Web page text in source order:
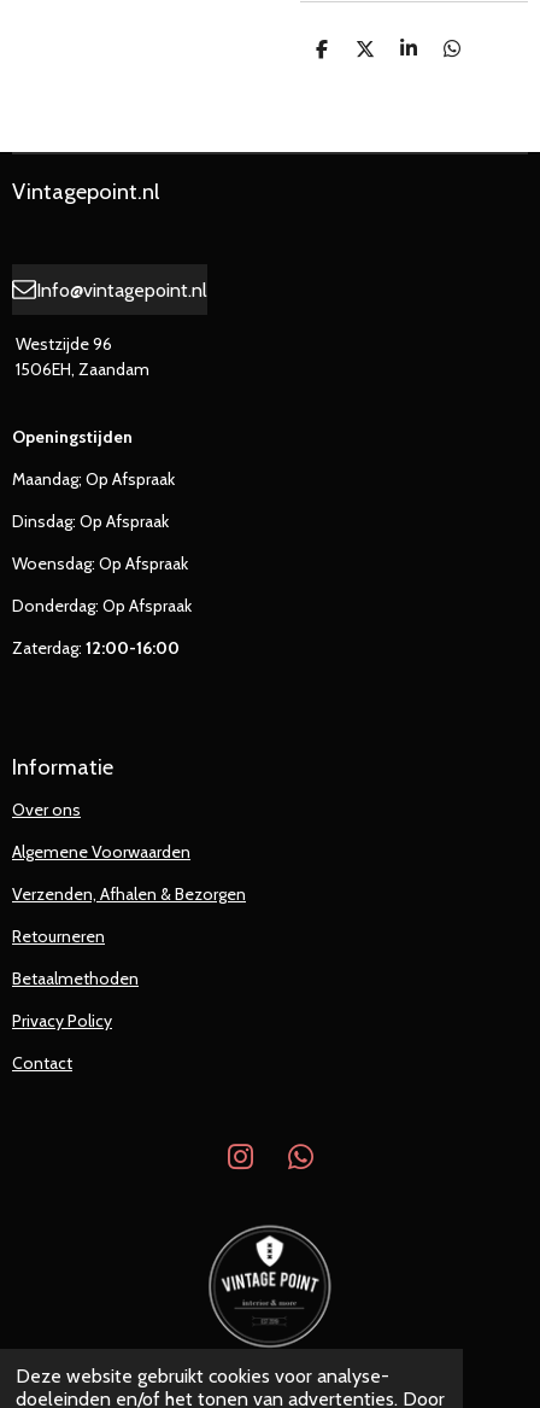
Deze website gebruikt cookies voor analyse-
doeleinden en/of het tonen van advertenties. Door
D
D
S
D
Vintagepoint.nl
Info@vintagepoint.nl
Westzijde 96
1506EH, Zaandam
Openingstijden
Maandag; Op Afspraak
Dinsdag: Op Afspraak
Woensdag: Op Afspraak
Donderdag: Op Afspraak
Zaterdag: 12:00-16:00
Informatie
Over ons
Algemene Voorwaarden
Verzenden, Afhalen & Bezorgen
Retourneren
Betaalmethoden
Privacy Policy
Contact
I
s
a
g
r
a
m
W
a
s
A
p
p
© 2019 - 2026 Vintage Point